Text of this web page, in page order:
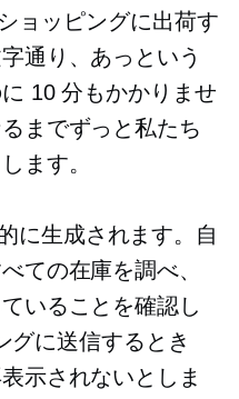
ョッピングに出荷す
通り、あっという
10 分もかかりませ
までずっと私たち
ます。
に生成されます。自
ての在庫を調べ、
いることを確認し
グに送信するとき
示されないとしま